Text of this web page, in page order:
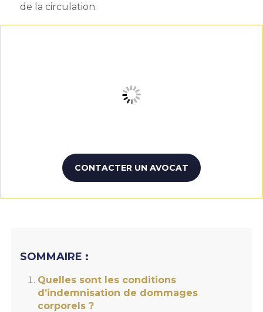
de la circulation.
CONTACTER UN AVOCAT
SOMMAIRE :
Quelles sont les conditions
d’indemnisation de dommages
corporels ?